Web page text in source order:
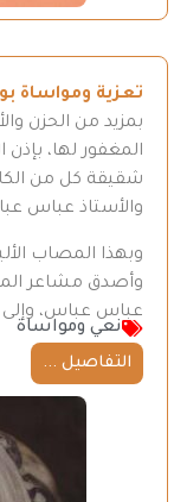
تعزية ومواساة
بمزيد من الحزن
المغفور لها،
شقيقة كل من
والأستاذ عباس
وبهذا المصاب
وأصدق مشاعر
عباس عباس، وإلى
نعي ومواساة
التفاصيل ...